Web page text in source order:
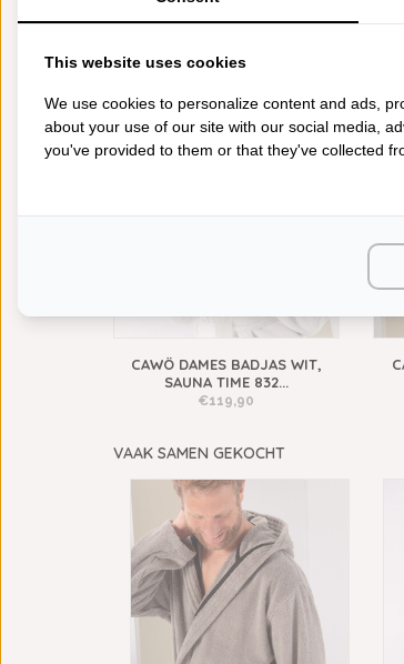
CAWÖ DAMES BADJAS WIT,
SAUNA TIME 832...
€119,90
VAAK SAMEN GEKOCHT
This website uses cookies
We use cookies to personalize content and ads,
about your use of our site with our social media,
you've provided to them or that they've collected